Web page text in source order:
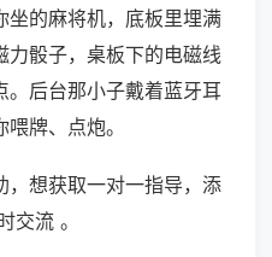
坐的麻将机，底板里埋满
力骰子，桌板下的电磁线
。后台那小子戴着蓝牙耳
牌、点炮。
，想获取一对一指导，添
流 。